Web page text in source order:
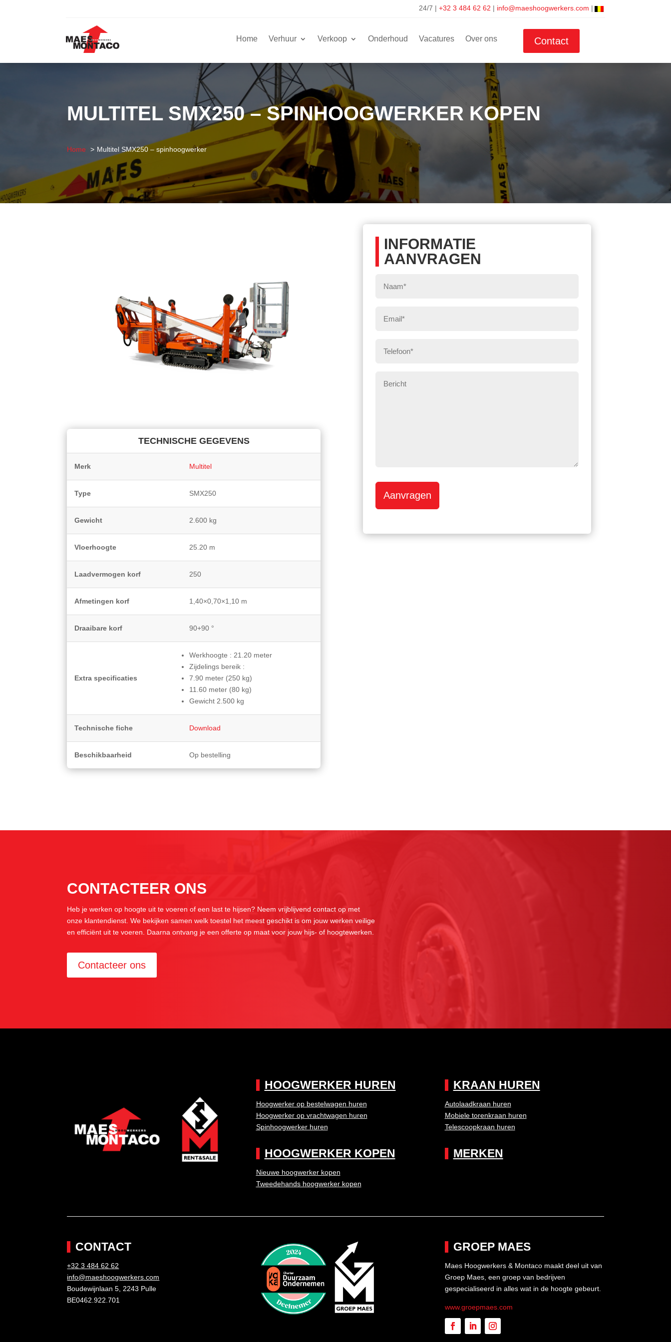
24/7 | +32 3 484 62 62 | info@maeshoogwerkers.com |
Home Verhuur Verkoop Onderhoud Vacatures Over ons Contact
MULTITEL SMX250 – SPINHOOGWERKER KOPEN
Home Multitel SMX250 – spinhoogwerker
TECHNISCHE GEGEVENS
Merk Multitel
Type SMX250
Gewicht 2.600 kg
Vloerhoogte 25.20 m
Laadvermogen korf 250
Afmetingen korf 1,40×0,70×1,10 m
Draaibare korf 90+90 °
Extra specificaties
Werkhoogte : 21.20 meter
Zijdelings bereik :
7.90 meter (250 kg)
11.60 meter (80 kg)
Gewicht 2.500 kg
Technische fiche Download
Beschikbaarheid Op bestelling
INFORMATIE
AANVRAGEN
mail*
Aanvragen
CONTACTEER ONS
Heb je werken op hoogte uit te voeren of een last te hijsen? Neem vrijblijvend contact op met
onze klantendienst. We bekijken samen welk toestel het meest geschikt is om jouw werken veilige
en efficiënt uit te voeren. Daarna ontvang je een offerte op maat voor jouw hijs- of hoogtewerken.
Contacteer ons
HOOGWERKER HUREN
Hoogwerker op bestelwagen huren
Hoogwerker op vrachtwagen huren
Spinhoogwerker huren
HOOGWERKER KOPEN
Nieuwe hoogwerker kopen
Tweedehands hoogwerker kopen
KRAAN HUREN
Autolaadkraan huren
Mobiele torenkraan huren
Telescoopkraan huren
MERKEN
CONTACT
+32 3 484 62 62
info@maeshoogwerkers.com
Boudewijnlaan 5, 2243 Pulle
BE0462.922.701
GROEP MAES
Maes Hoogwerkers & Montaco maakt deel uit van
Groep Maes, een groep van bedrijven
gespecialiseerd in alles wat in de hoogte gebeurt.
www.groepmaes.com